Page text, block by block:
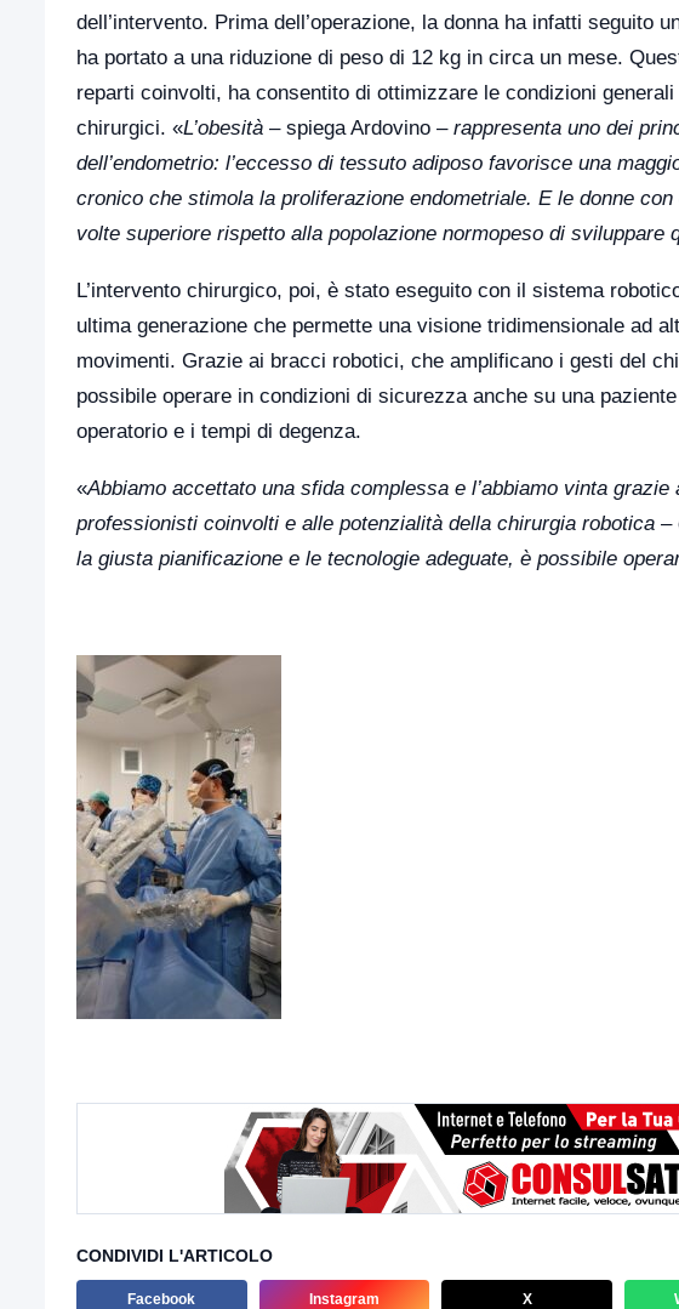
dell’intervento. Prima dell’operazione, la donna ha infatti seguito
ha portato a una riduzione di peso di 12 kg in circa un mese.
reparti coinvolti, ha consentito di ottimizzare le condizioni
chirurgici. «L’obesità – spiega Ardovino – rappresenta uno dei
dell’endometrio: l’eccesso di tessuto adiposo favorisce una
cronico che stimola la proliferazione endometriale. E le donne
volte superiore rispetto alla popolazione normopeso di sviluppare
L’intervento chirurgico, poi, è stato eseguito con il sistema
ultima generazione che permette una visione tridimensionale ad
movimenti. Grazie ai bracci robotici, che amplificano i gesti del
possibile operare in condizioni di sicurezza anche su una
operatorio e i tempi di degenza.
«Abbiamo accettato una sfida complessa e l’abbiamo vinta
professionisti coinvolti e alle potenzialità della chirurgia robotica –
la giusta pianificazione e le tecnologie adeguate, è possibile
CONDIVIDI L'ARTICOLO
Facebook Instagram X